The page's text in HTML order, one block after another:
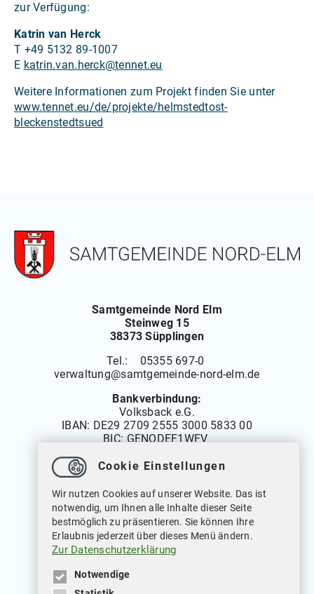
zur Verfügung:
Katrin van Herck
T +49 5132 89-1007
E katrin.van.herck@tennet.eu
Weitere Informationen zum Projekt finden Sie unter
www.tennet.eu/de/projekte/helmstedtost-
bleckenstedtsued
Samtgemeinde Nord Elm
Steinweg 15
38373 Süpplingen
Tel.: 05355 697-0
verwaltung@samtgemeinde-nord-elm.de
Bankverbindung:
Volksback e.G.
IBAN: DE29 2709 2555 3000 5833 00
BIC: GENODEF1WFV
Montag bis Freitag: 08.00 bis 12.00 Uhr
Dienstags auch von: 14.00 bis 18.00 Uhr
Mittwochs geschlossen
Cookie Einstellungen
Wir nutzen Cookies auf unserer Website. Das ist
notwendig, um Ihnen alle Inhalte dieser Seite
bestmöglich zu präsentieren. Sie können Ihre
Erlaubnis jederzeit über dieses Menü ändern.
Zur Datenschutzerklärung
Notwendige